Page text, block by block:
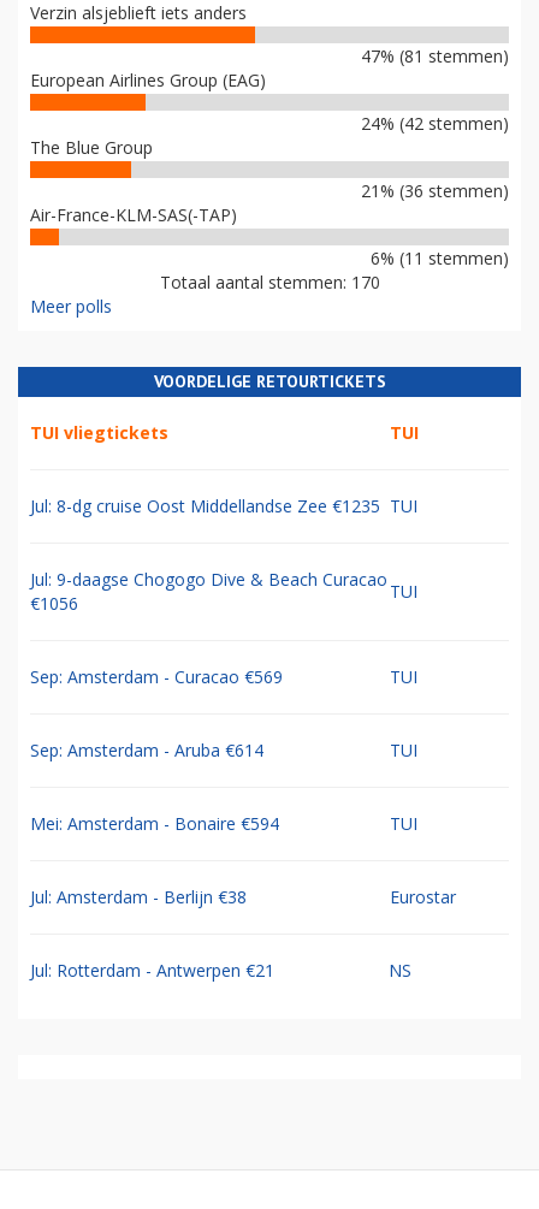
Verzin alsjeblieft iets anders
47% (81 stemmen)
European Airlines Group (EAG)
24% (42 stemmen)
The Blue Group
21% (36 stemmen)
Air-France-KLM-SAS(-TAP)
6% (11 stemmen)
Totaal aantal stemmen: 170
Meer polls
VOORDELIGE RETOURTICKETS
TUI vliegtickets TUI
Jul: 8-dg cruise Oost Middellandse Zee €1235 TUI
Jul: 9-daagse Chogogo Dive & Beach Curacao
€1056
TUI
Sep: Amsterdam - Curacao €569 TUI
Sep: Amsterdam - Aruba €614 TUI
Mei: Amsterdam - Bonaire €594 TUI
Jul: Amsterdam - Berlijn €38 Eurostar
Jul: Rotterdam - Antwerpen €21 NS